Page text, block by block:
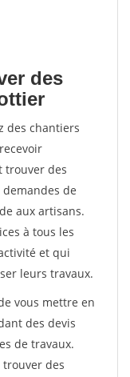
des
des chantiers
trouver des
de
aux artisans.
à tous les
et qui
leurs travaux.
vous mettre en
des devis
de travaux.
des